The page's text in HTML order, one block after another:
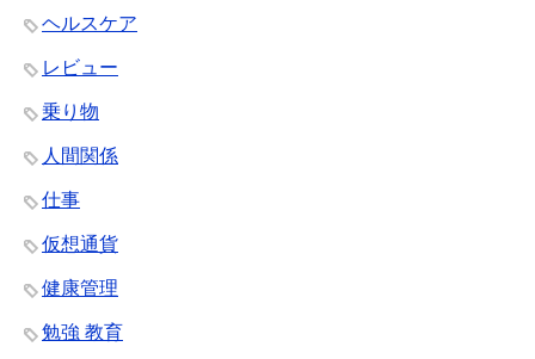
ヘルスケア
レビュー
乗り物
人間関係
仕事
仮想通貨
健康管理
勉強 教育